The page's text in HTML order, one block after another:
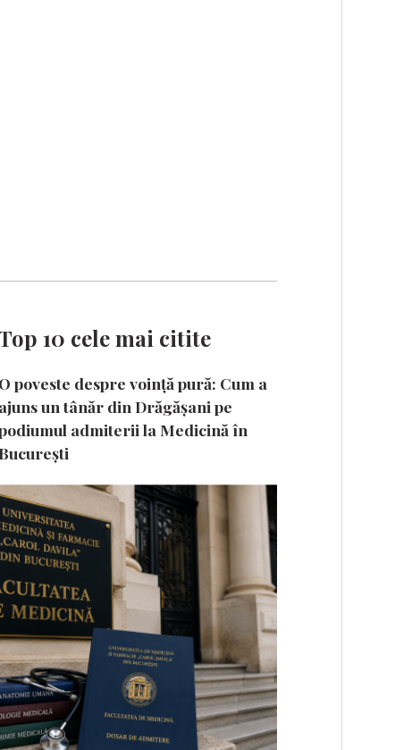
10 cele mai citite
O poveste despre voință pură: Cum a
ajuns un tânăr din Drăgășani pe
admiterii la Medicină în